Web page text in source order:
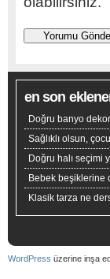
en son
Doğru banyo
Sağlıklı olsun,
Doğru halı seçimi
Bebek beşiklerine
Klasik tarza ne
WordPress üzerine inşa